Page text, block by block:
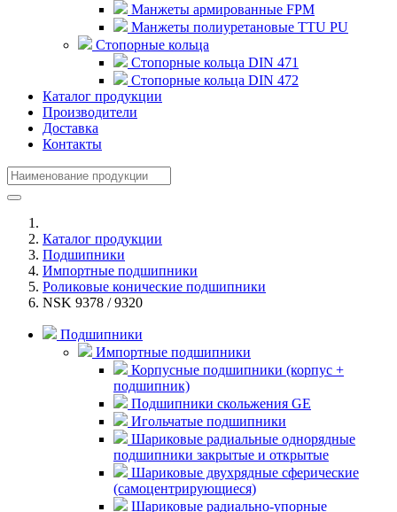
Манжеты армированные FPM
Манжеты полиуретановые TTU PU
Стопорные кольца
Стопорные кольца DIN 471
Стопорные кольца DIN 472
Каталог продукции
Производители
Доставка
Контакты
Каталог продукции
Подшипники
Импортные подшипники
Роликовые конические подшипники
NSK 9378 / 9320
Подшипники
Импортные подшипники
Корпусные подшипники (корпус +
подшипник)
Подшипники скольжения GE
Игольчатые подшипники
Шариковые радиальные однорядные
подшипники закрытые и открытые
Шариковые двухрядные сферические
(самоцентрирующиеся)
Шариковые радиально-упорные